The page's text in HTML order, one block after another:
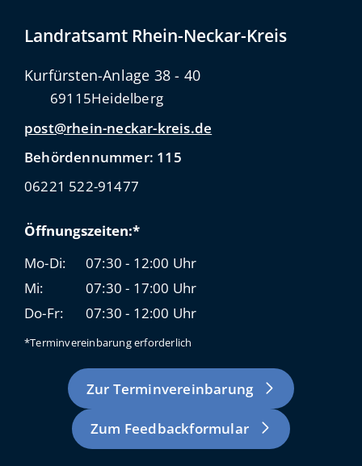
Landratsamt Rhein-Neckar-Kreis
Kurfürsten-Anlage 38 - 40
69115Heidelberg
post@rhein-neckar-kreis.de
Behördennummer: 115
06221 522-91477
Öffnungszeiten:*
Mo-Di:
07:30 - 12:00 Uhr
Mi:
07:30 - 17:00 Uhr
Do-Fr:
07:30 - 12:00 Uhr
*Terminvereinbarung erforderlich
Zur Terminvereinbarung
Zum Feedbackformular